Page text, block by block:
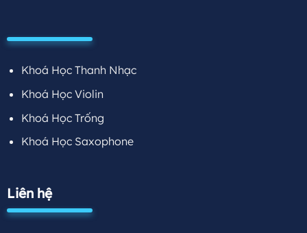
Khoá Học Thanh Nhạc
Khoá Học Violin
Khoá Học Trống
Khoá Học Saxophone
Liên hệ